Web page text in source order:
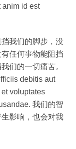
anim id est
我们的脚步，没
任何事物能阻挡
们的一切痛苦。
debitis aut
voluptates
我们的智
影响，也会对我